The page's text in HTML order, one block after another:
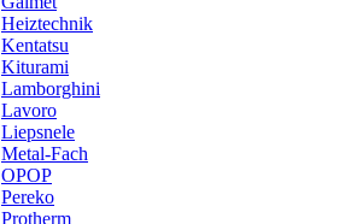
Heiztechnik
Kentatsu
Kiturami
Lamborghini
Lavoro
Liepsnele
Metal-Fach
OPOP
Pereko
Protherm